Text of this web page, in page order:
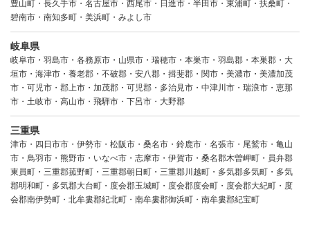
豊山町・長久手市・名古屋市・西尾市・日進市・半田市・東浦町・扶桑町・
碧南市・南知多町・美浜町・みよし市
岐阜県
岐阜市・羽島市・各務原市・山県市・瑞穂市・本巣市・羽島郡・本巣郡・大
垣市・海津市・養老郡・不破郡・安八郡・揖斐郡・関市・美濃市・美濃加茂
市・可児市・郡上市・加茂郡・可児郡・多治見市・中津川市・瑞浪市・恵那
市・土岐市・高山市・飛騨市・下呂市・大野郡
三重県
津市・四日市市・伊勢市・松阪市・桑名市・鈴鹿市・名張市・尾鷲市・亀山
市・鳥羽市・熊野市・いなべ市・志摩市・伊賀市・桑名郡木曽岬町・員弁郡
東員町・三重郡菰野町・三重郡朝日町・三重郡川越町・多気郡多気町・多気
郡明和町・多気郡大台町・度会郡玉城町・度会郡度会町・度会郡大紀町・度
会郡南伊勢町・北牟婁郡紀北町・南牟婁郡御浜町・南牟婁郡紀宝町